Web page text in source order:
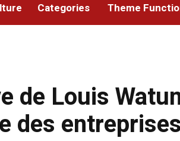
Categories Theme
de Louis
des